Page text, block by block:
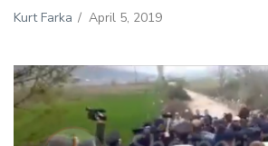
Kurt Farka / April 5, 2019